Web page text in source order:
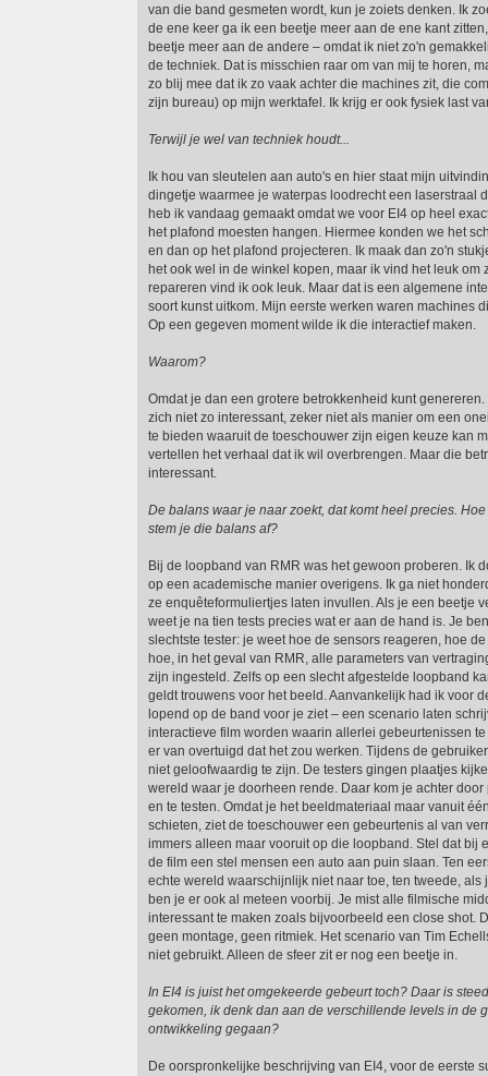
van die band gesmeten wordt, kun je zoiets denken. Ik
de ene keer ga ik een beetje meer aan de ene kant
beetje meer aan de andere – omdat ik niet zo'n
de techniek. Dat is misschien raar om van mij te horen,
zo blij mee dat ik zo vaak achter die machines zit, die
zijn bureau) op mijn werktafel. Ik krijg er ook fysiek last
Terwijl je wel van techniek houdt...
Ik hou van sleutelen aan auto's en hier staat mijn
dingetje waarmee je waterpas loodrecht een laserstraal
heb ik vandaag gemaakt omdat we voor EI4 op heel
het plafond moesten hangen. Hiermee konden we het
en dan op het plafond projecteren. Ik maak dan zo'n
het ook wel in de winkel kopen, maar ik vind het leuk om
repareren vind ik ook leuk. Maar dat is een algemene
soort kunst uitkom. Mijn eerste werken waren machines
Op een gegeven moment wilde ik die interactief maken.
Waarom?
Omdat je dan een grotere betrokkenheid kunt
zich niet zo interessant, zeker niet als manier om een
te bieden waaruit de toeschouwer zijn eigen keuze kan
vertellen het verhaal dat ik wil overbrengen. Maar die
interessant.
De balans waar je naar zoekt, dat komt heel precies.
stem je die balans af?
Bij de loopband van RMR was het gewoon proberen. Ik
op een academische manier overigens. Ik ga niet
ze enquêteformuliertjes laten invullen. Als je een beetje
weet je na tien tests precies wat er aan de hand is. Je
slechtste tester: je weet hoe de sensors reageren, hoe
hoe, in het geval van RMR, alle parameters van
zijn ingesteld. Zelfs op een slecht afgestelde loopband
geldt trouwens voor het beeld. Aanvankelijk had ik voor
lopend op de band voor je ziet – een scenario laten
interactieve film worden waarin allerlei gebeurtenissen
er van overtuigd dat het zou werken. Tijdens de
niet geloofwaardig te zijn. De testers gingen plaatjes
wereld waar je doorheen rende. Daar kom je achter
en te testen. Omdat je het beeldmateriaal maar vanuit
schieten, ziet de toeschouwer een gebeurtenis al van
immers alleen maar vooruit op die loopband. Stel dat bij
de film een stel mensen een auto aan puin slaan. Ten
echte wereld waarschijnlijk niet naar toe, ten tweede, als
ben je er ook al meteen voorbij. Je mist alle filmische
interessant te maken zoals bijvoorbeeld een close shot.
geen montage, geen ritmiek. Het scenario van Tim
niet gebruikt. Alleen de sfeer zit er nog een beetje in.
In EI4 is juist het omgekeerde gebeurt toch? Daar is
gekomen, ik denk dan aan de verschillende levels in de
ontwikkeling gegaan?
De oorspronkelijke beschrijving van EI4, voor de eerste